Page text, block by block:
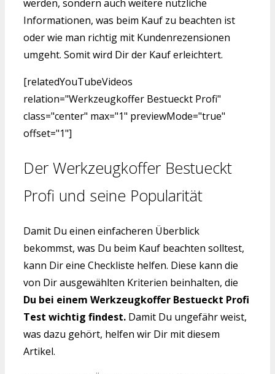
werden, sondern auch weitere nützliche
Informationen, was beim Kauf zu beachten ist
oder wie man richtig mit Kundenrezensionen
umgeht. Somit wird Dir der Kauf erleichtert.
[relatedYouTubeVideos
relation="Werkzeugkoffer Bestueckt Profi"
class="center" max="1" previewMode="true"
offset="1"]
Der Werkzeugkoffer Bestueckt
Profi und seine Popularität
Damit Du einen einfacheren Überblick
bekommst, was Du beim Kauf beachten solltest,
kann Dir eine Checkliste helfen. Diese kann die
von Dir ausgewählten Kriterien beinhalten, die
Du bei einem Werkzeugkoffer Bestueckt Profi
Test wichtig findest. Damit Du ungefähr weist,
was dazu gehört, helfen wir Dir mit diesem
Artikel.